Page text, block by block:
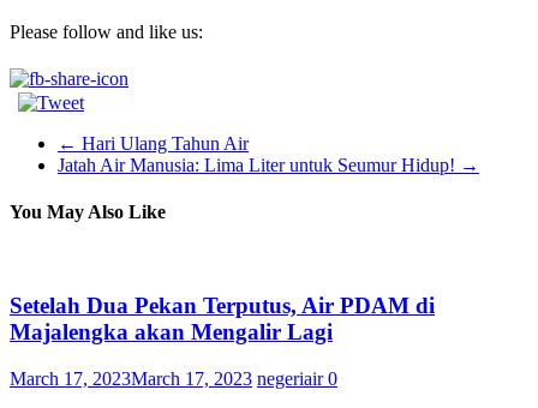
Please follow and like us:
← Hari Ulang Tahun Air
Jatah Air Manusia: Lima Liter untuk Seumur Hidup! →
You May Also Like
Setelah Dua Pekan Terputus, Air PDAM di
Majalengka akan Mengalir Lagi
March 17, 2023March 17, 2023 negeriair0